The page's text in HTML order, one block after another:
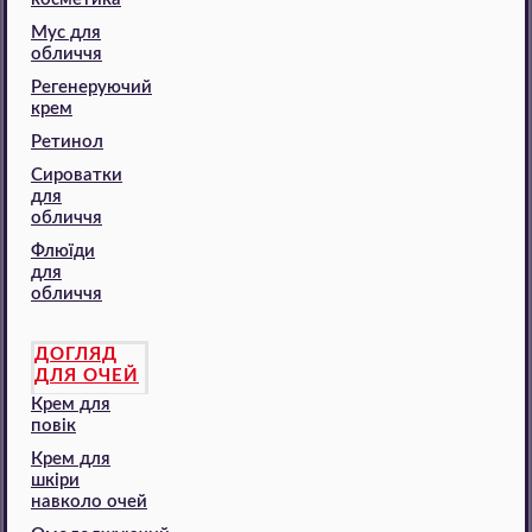
Мус для
обличчя
Регенеруючий
крем
Ретинол
Сироватки
для
обличчя
Флюїди
для
обличчя
ДОГЛЯД
ДЛЯ ОЧЕЙ
Крем для
повік
Крем для
шкіри
навколо очей